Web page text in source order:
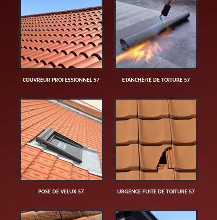
COUVREUR PROFESSIONNEL 57 ETANCHÉITÉ DE TOITURE 57
POSE DE VELUX 57 URGENCE FUITE DE TOITURE 57